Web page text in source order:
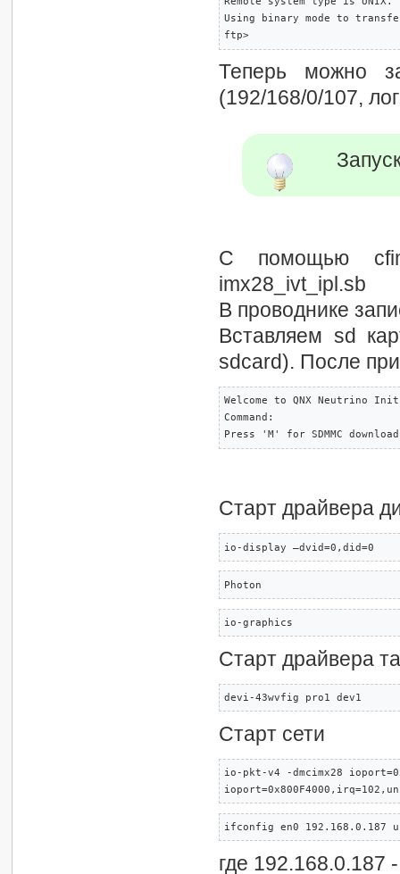
Using binary mode to
ftp>
Теперь можно
(192/168/0/107,
С помощью
imx28_ivt_ipl.sb
В проводнике
Вставляем sd
sdcard). После
Welcome to QNX Neutrino
Command:
Press 'M' for SDMMC
Старт драйвера
io-display –dvid=0,did=0
Photon
io-graphics
Старт драйвера
devi-43wvfig pro1 dev1
Старт сети
io-pkt-v4 -dmcimx28
ifconfig en0 192.168.0.187
где 192.168.0.187